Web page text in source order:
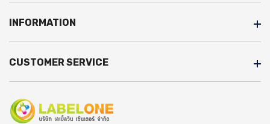
INFORMATION
CUSTOMER SERVICE